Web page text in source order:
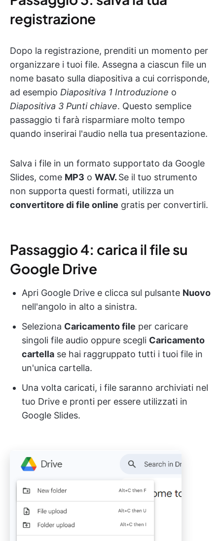
registrazione
Dopo la registrazione, prenditi un momento per
organizzare i tuoi file. Assegna a ciascun file un
nome basato sulla diapositiva a cui corrisponde,
ad esempio Diapositiva 1 Introduzione o
Diapositiva 3 Punti chiave. Questo semplice
passaggio ti farà risparmiare molto tempo
quando inserirai l'audio nella tua presentazione.
Salva i file in un formato supportato da Google
Slides, come MP3 o WAV. Se il tuo strumento
non supporta questi formati, utilizza un
convertitore di file online gratis per convertirli.
Passaggio 4: carica il file su
Google Drive
Apri Google Drive e clicca sul pulsante Nuovo
nell'angolo in alto a sinistra.
Seleziona Caricamento file per caricare
singoli file audio oppure scegli Caricamento
cartella se hai raggruppato tutti i tuoi file in
un'unica cartella.
Una volta caricati, i file saranno archiviati nel
tuo Drive e pronti per essere utilizzati in
Google Slides.